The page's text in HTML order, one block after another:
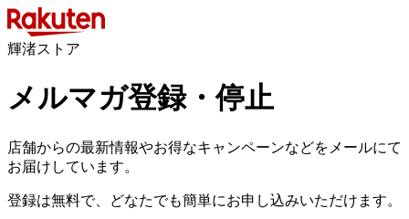
輝渚ストア
メルマガ登録・停止
店舗からの最新情報やお得なキャンペーンなどをメールにて
お届けしています。
登録は無料で、どなたでも簡単にお申し込みいただけます。